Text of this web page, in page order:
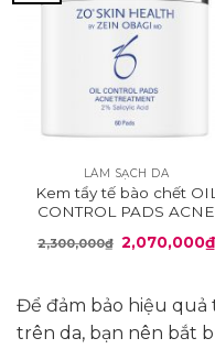
LÀM SẠCH DA
Kem tẩy tế bào chết OIL
CONTROL PADS ACNE
2,300,000₫ Giá
gốc
2,070,000₫
Để đảm bảo hiệu quả
trên da, bạn nên bắt